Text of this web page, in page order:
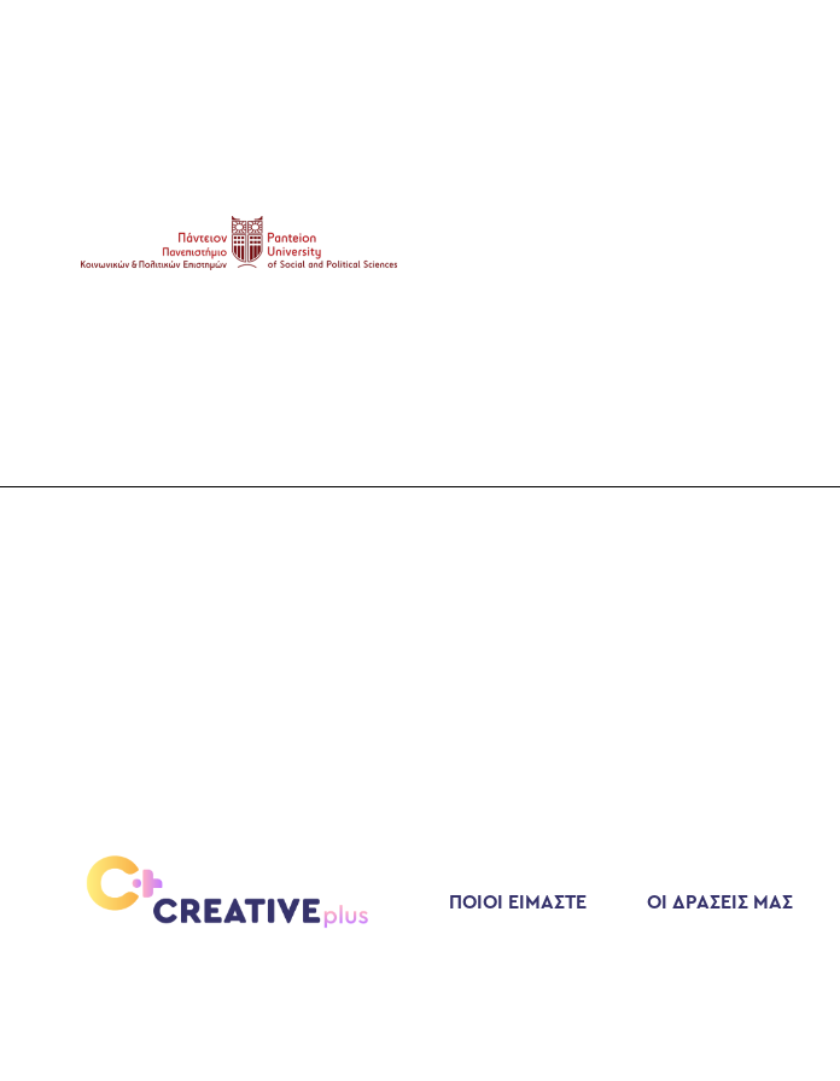
ΠΟΙΟΙ ΕΙΜΑΣΤΕ ΟΙ ΔΡΑΣΕΙΣ ΜΑΣ